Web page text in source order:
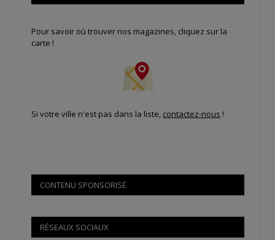
Pour savoir où trouver nos magazines, cliquez sur la
carte !
Si votre ville n'est pas dans la liste, contactez-nous !
CONTENU SPONSORISÉ
RÉSEAUX SOCIAUX